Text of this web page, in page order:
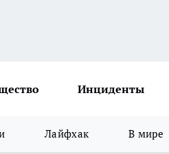
Инциденты
Лайфхак В мире